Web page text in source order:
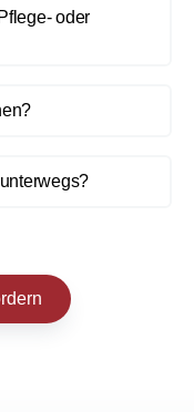
oder